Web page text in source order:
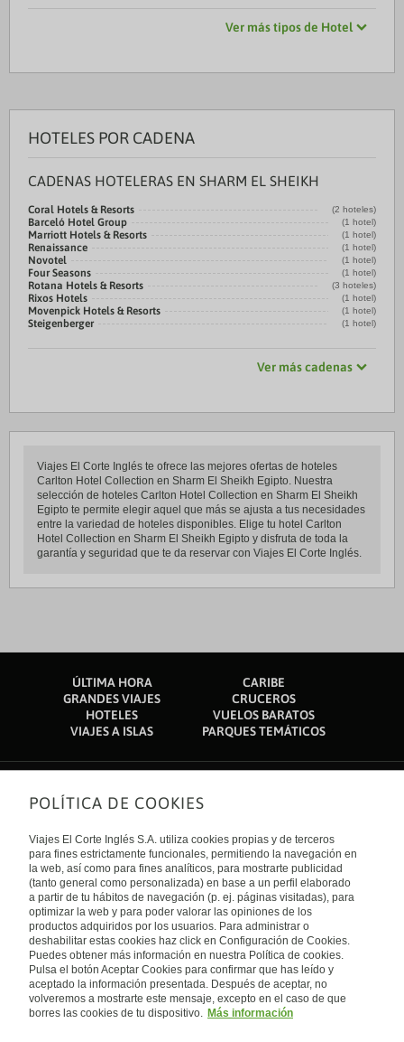
Ver más tipos de Hotel
HOTELES POR CADENA
CADENAS HOTELERAS EN SHARM EL SHEIKH
Coral Hotels & Resorts (2 hoteles)
Barceló Hotel Group (1 hotel)
Marriott Hotels & Resorts (1 hotel)
Renaissance (1 hotel)
Novotel (1 hotel)
Four Seasons (1 hotel)
Rotana Hotels & Resorts (3 hoteles)
Rixos Hotels (1 hotel)
Movenpick Hotels & Resorts (1 hotel)
Steigenberger (1 hotel)
Ver más cadenas
Viajes El Corte Inglés te ofrece las mejores ofertas de hoteles
Carlton Hotel Collection en Sharm El Sheikh Egipto. Nuestra
selección de hoteles Carlton Hotel Collection en Sharm El Sheikh
Egipto te permite elegir aquel que más se ajusta a tus necesidades
entre la variedad de hoteles disponibles. Elige tu hotel Carlton
Hotel Collection en Sharm El Sheikh Egipto y disfruta de toda la
garantía y seguridad que te da reservar con Viajes El Corte Inglés.
ÚLTIMA HORA
CARIBE
GRANDES VIAJES
CRUCEROS
HOTELES
VUELOS BARATOS
VIAJES A ISLAS
PARQUES TEMÁTICOS
Sobre nosotros
Quiénes somos
Financiación
Sostenibilidad
Turismo accesible
Tarjeta El Corte Inglés
Trabaja con nosotros
El Corte Inglés
Canal Ético
Enlaces de interés
Guías de viaje
Catálogos
Auto check-in
Condiciones Generales
Política de privacidad
Política de cookies
Accesibilidad
Empresas/ Grupos
Internacional
España
Visita nuestro blog
Blog de Viajes el Corte inglés
POLÍTICA DE COOKIES
Viajes El Corte Inglés S.A. utiliza cookies propias y de terceros
para fines estrictamente funcionales, permitiendo la navegación en
la web, así como para fines analíticos, para mostrarte publicidad
(tanto general como personalizada) en base a un perfil elaborado
a partir de tu hábitos de navegación (p. ej. páginas visitadas), para
optimizar la web y para poder valorar las opiniones de los
productos adquiridos por los usuarios. Para administrar o
deshabilitar estas cookies haz click en Configuración de Cookies.
Puedes obtener más información en nuestra Política de cookies.
Pulsa el botón Aceptar Cookies para confirmar que has leído y
aceptado la información presentada. Después de aceptar, no
volveremos a mostrarte este mensaje, excepto en el caso de que
borres las cookies de tu dispositivo. Más información